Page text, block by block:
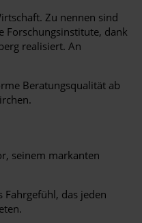
Zu nennen sind
Forschungsinstitute, dank
realisiert. An
Beratungsqualität ab
seinem markanten
das jeden